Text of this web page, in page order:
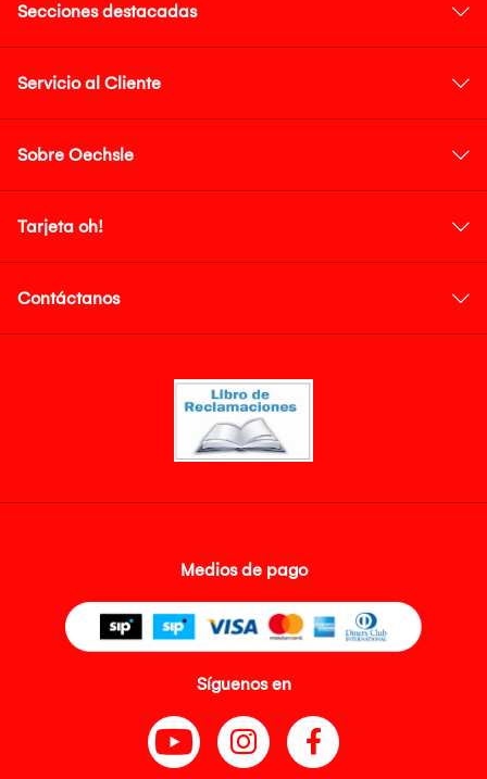
Secciones destacadas
Servicio al Cliente
Sobre Oechsle
Tarjeta oh!
Contáctanos
Medios de pago
Síguenos en